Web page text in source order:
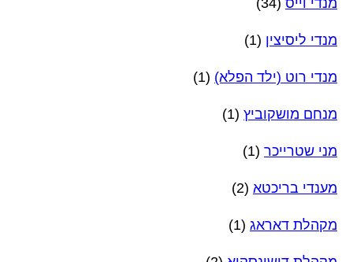
מנדי וייס (34)
מנדי ליסיצין (1)
מנדי רוט (ילד הפלא) (1)
מנחם מושקוביץ (1)
מני שטרייכר (1)
מענדי בריכטא (2)
מקהלת דאראג (1)